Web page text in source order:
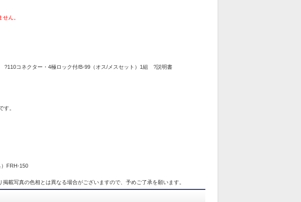
ん。
コネクター・4極ロック付/B-99（オス/メスセット）1組 ?説明書
す。
FRH-150
載写真の色相とは異なる場合がございますので、予めご了承を願います。